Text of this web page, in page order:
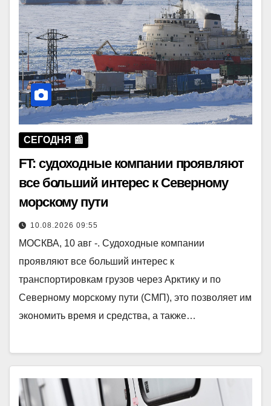
СЕГОДНЯ 📰
FT: судоходные компании проявляют
все больший интерес к Северному
морскому пути
10.08.2026 09:55
МОСКВА, 10 авг -. Судоходные компании
проявляют все больший интерес к
транспортировкам грузов через Арктику и по
Северному морскому пути (СМП), это позволяет им
экономить время и средства, а также…